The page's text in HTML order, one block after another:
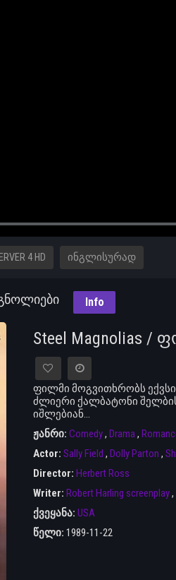
4 HD ᲘᲜᲒᲚᲘᲡᲣᲠᲐᲓ
Info
Steel Magnolias
ფილმი მოგვითხრობს
ძლიერი ქალბატონი
იშლებიან...
ჟანრი: Comedy, Drama,
Actor: Sally Field , Dolly Parton ,
Director: Herbert Ross
Writer: Robert Harling screenplay,
ქვეყანა: USA
წელი: 1989-11-22